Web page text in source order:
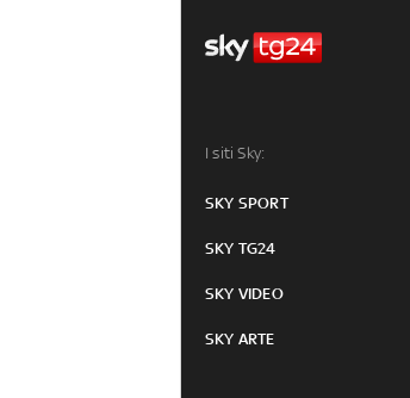
I siti Sky:
SKY SPORT
SKY TG24
SKY VIDEO
SKY ARTE